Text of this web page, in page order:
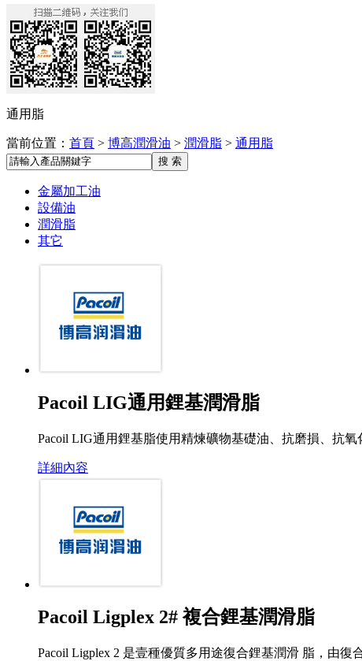
通用脂
當前位置： 首頁 > 博高潤滑油 > 潤滑脂 > 通用脂
金屬加工油
設備油
潤滑脂
其它
Pacoil LIG通用鋰基潤滑脂
Pacoil LIG通用鋰基脂使用精煉礦物基礎油、抗磨損、抗
詳細內容
Pacoil Ligplex 2# 複合鋰基潤滑脂
Pacoil Ligplex 2 是壹種優質多用途復合鋰基潤滑 脂，由